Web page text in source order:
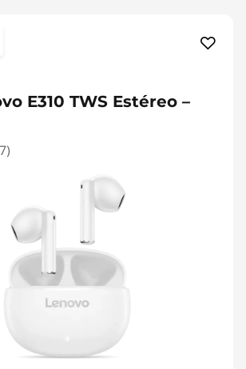
E310 TWS Estéreo –